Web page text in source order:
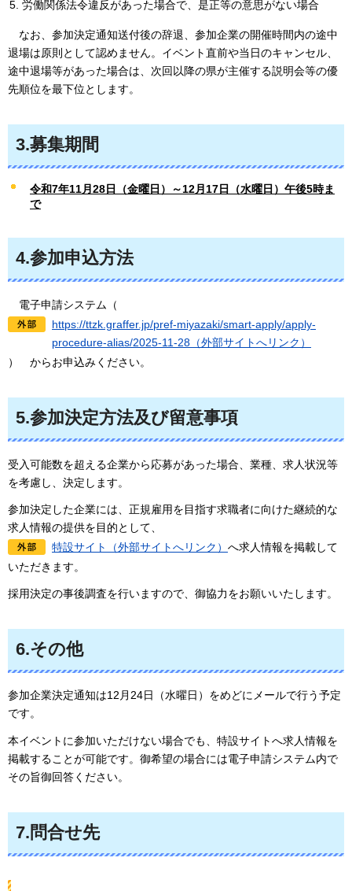
労働関係法令違反があった場合で、是正等の意思がない場合
なお 、参加決定通知送付後の辞退、参加企業の開催時間内の途中
退場は原則として認めません。イベント直前や当日のキャンセル、
途中退場等があった場合は、次回以降の県が主催する説明会等の優
先順位を最下位とします。
3.募集期間
令和7年11月28日（金曜日）～12月17日（水曜日）午後5時ま
で
4.参加申込方法
電子申請システム（
https://ttzk.graffer.jp/pref-miyazaki/smart-apply/apply-
procedure-alias/2025-11-28（外部サイトへリンク）
）
からお申込みください。
5.参加決定方法及び留意事項
受入可能数を超える企業から応募があった場合、業種、求人状況等
を考慮し、決定します。
参加決定した企業には、正規雇用を目指す求職者に向けた継続的な
求人情報の提供を目的として、
特設サイト（外部サイトへリンク） へ求人情報を掲載して
いただきます。
採用決定の事後調査を行いますので、御協力をお願いいたします。
6.その他
参加企業決定通知は12月24日（水曜日）をめどにメールで行う予定
です。
本イベントに参加いただけない場合でも、特設サイトへ求人情報を
掲載することが可能です。御希望の場合には電子申請システム内で
その旨御回答ください。
7.問合せ先